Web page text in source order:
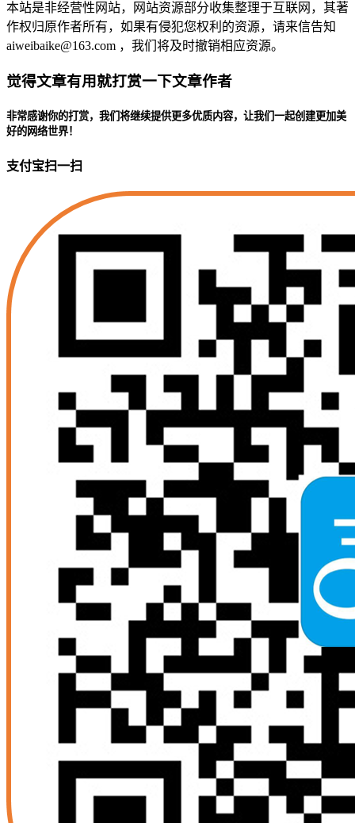
本站是非经营性网站，网站资源部分收集整理于互联网，其著
作权归原作者所有，如果有侵犯您权利的资源，请来信告知
aiweibaike@163.com ，我们将及时撤销相应资源。
觉得文章有用就打赏一下文章作者
非常感谢你的打赏，我们将继续提供更多优质内容，让我们一起创建更加美
好的网络世界！
支付宝扫一扫